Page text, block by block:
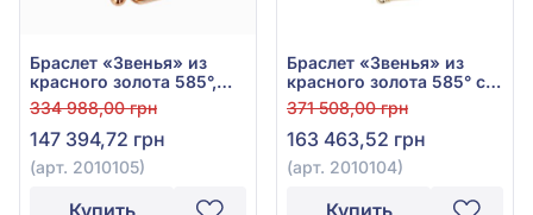
Браслет «Звенья» из
красного золота 585°,
без вставки, арт. 2010105
334 988,00 грн
147 394,72 грн
(арт. 2010105)
Купить
Браслет «Звенья» из
красного золота 585° с
фианитами, арт. 2010104
371 508,00 грн
163 463,52 грн
(арт. 2010104)
Купить